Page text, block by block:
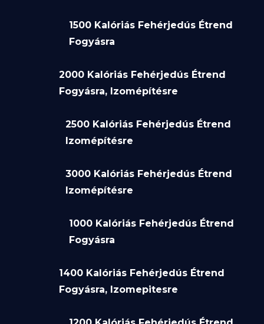
1500 Kalóriás Fehérjedús Étrend
Fogyásra
2000 Kalóriás Fehérjedús Étrend
Fogyásra, Izomépítésre
2500 Kalóriás Fehérjedús Étrend
Izomépítésre
3000 Kalóriás Fehérjedús Étrend
Izomépítésre
1000 Kalóriás Fehérjedús Étrend
Fogyásra
1400 Kalóriás Fehérjedús Étrend
Fogyásra, Izomepitesre